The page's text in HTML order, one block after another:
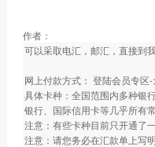
作者：
可以采取电汇，邮汇，直接到
网上付款方式： 登陆会员专区
具体卡种：全国范围内多种银
银行、国际信用卡等几乎所有
注意：有些卡种目前只开通了
注意：请您务必在汇款单上写